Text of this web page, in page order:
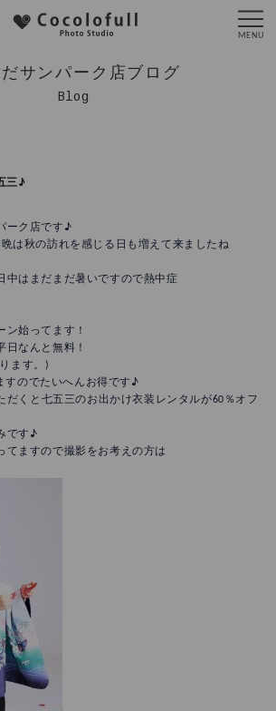
サンパーク店ブログ
Blog
三♪
ーク店です♪
は秋の訪れを感じる日も増えて来ましたね
中はまだまだ暑いですので熱中症
ン始ってます！
日なんと無料！
ます。)
すのでたいへんお得です♪
だくと七五三のお出かけ衣装レンタルが60％オフ
です♪
てますので撮影をお考えの方は